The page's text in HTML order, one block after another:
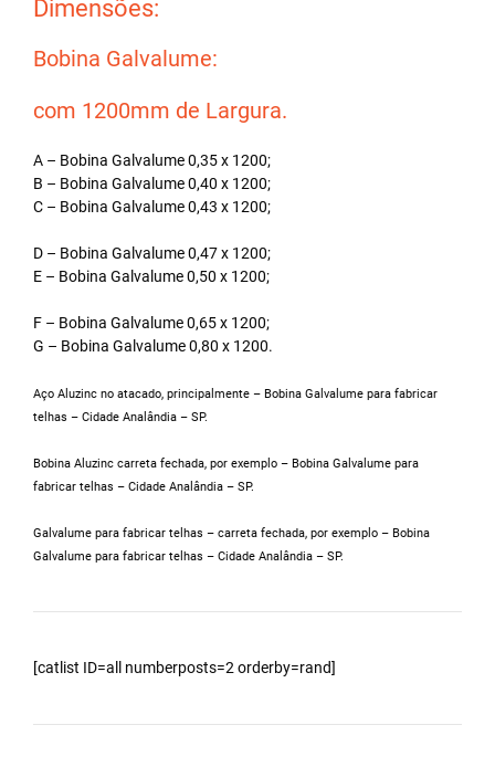
Dimensões:
Bobina Galvalume:
com 1200mm de Largura.
A – Bobina Galvalume 0,35 x 1200;
B – Bobina Galvalume 0,40 x 1200;
C – Bobina Galvalume 0,43 x 1200;
D – Bobina Galvalume 0,47 x 1200;
E – Bobina Galvalume 0,50 x 1200;
F – Bobina Galvalume 0,65 x 1200;
G – Bobina Galvalume 0,80 x 1200.
Aço Aluzinc no atacado, principalmente – Bobina Galvalume para fabricar
telhas – Cidade Analândia – SP.
Bobina Aluzinc carreta fechada, por exemplo – Bobina Galvalume para
fabricar telhas – Cidade Analândia – SP.
Galvalume para fabricar telhas – carreta fechada, por exemplo – Bobina
Galvalume para fabricar telhas – Cidade Analândia – SP.
[catlist ID=all numberposts=2 orderby=rand]